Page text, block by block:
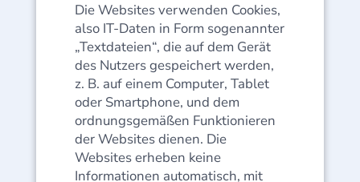
Die Websites verwenden Cookies,
also IT-Daten in Form sogenannter
„Textdateien“, die auf dem Gerät
des Nutzers gespeichert werden,
z. B. auf einem Computer, Tablet
oder Smartphone, und dem
ordnungsgemäßen Funktionieren
der Websites dienen. Die
Websites erheben keine
Informationen automatisch, mit